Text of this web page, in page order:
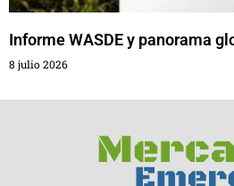
Informe WASDE y panorama
8 julio 2026